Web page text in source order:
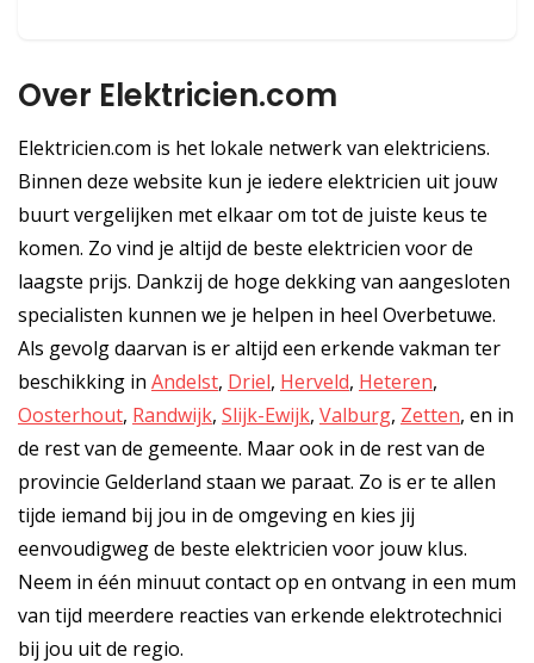
Over Elektricien.com
Elektricien.com is het lokale netwerk van elektriciens.
Binnen deze website kun je iedere elektricien uit jouw
buurt vergelijken met elkaar om tot de juiste keus te
komen. Zo vind je altijd de beste elektricien voor de
laagste prijs. Dankzij de hoge dekking van aangesloten
specialisten kunnen we je helpen in heel Overbetuwe.
Als gevolg daarvan is er altijd een erkende vakman ter
beschikking in Andelst, Driel, Herveld, Heteren,
Oosterhout, Randwijk, Slijk-Ewijk, Valburg, Zetten, en in
de rest van de gemeente. Maar ook in de rest van de
provincie Gelderland staan we paraat. Zo is er te allen
tijde iemand bij jou in de omgeving en kies jij
eenvoudigweg de beste elektricien voor jouw klus.
Neem in één minuut contact op en ontvang in een mum
van tijd meerdere reacties van erkende elektrotechnici
bij jou uit de regio.